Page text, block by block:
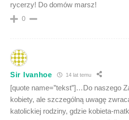
rycerzy! Do domów marsz!
0
Sir Ivanhoe 14 lat temu
[quote name=”tekst”]…Do naszego
kobiety, ale szczególną uwagę
katolickiej rodziny, gdzie kobieta-